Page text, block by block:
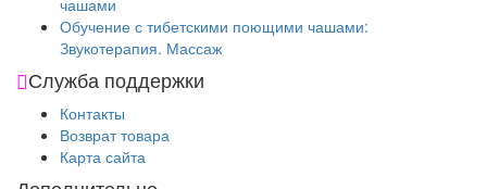
Обучение с тибетскими поющими чашами:
Звукотерапия. Массаж
Служба поддержки
Контакты
Возврат товара
Карта сайта